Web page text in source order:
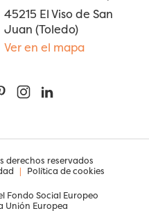
45215 El Viso de San
Juan (Toledo)
Ver en el mapa
PinterestInstagram
derechos reservados
| Política de cookies
Fondo Social Europeo
Unión Europea